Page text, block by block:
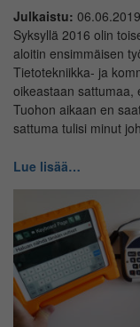
Julkaistu: 06.06.2019
Syksyllä 2016 olin
aloitin ensimmäisen
Tietotekniikka- ja
oikeastaan sattumaa,
Tuohon aikaan en
sattuma tulisi minut
Lue lisää…